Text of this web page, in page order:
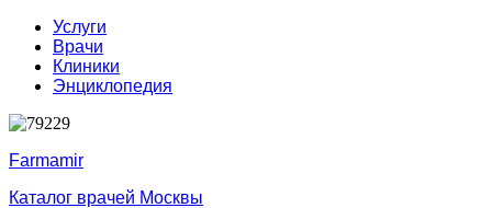
Услуги
Врачи
Клиники
Энциклопедия
Farmamir
Каталог врачей Москвы